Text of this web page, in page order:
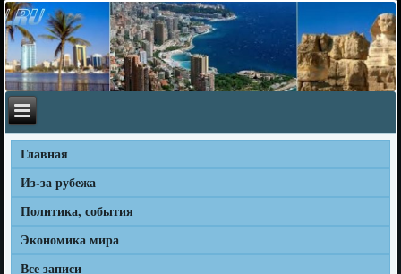
Главная
Из-за рубежа
Политика, события
Экономика мира
Все записи